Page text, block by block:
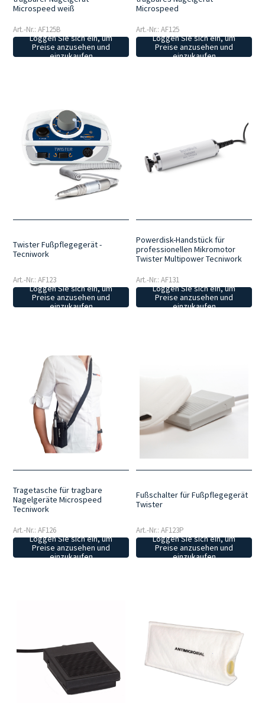
Microspeed weiß
Art.-Nr.: AF125B
Loggen Sie sich ein, um
Preise anzusehen und
einzukaufen
Microspeed
Art.-Nr.: AF125
Loggen Sie sich ein, um
Preise anzusehen und
einzukaufen
Twister Fußpflegegerät -
Tecniwork
Art.-Nr.: AF123
Loggen Sie sich ein, um
Preise anzusehen und
einzukaufen
Powerdisk-Handstück für
professionellen Mikromotor
Twister Multipower Tecniwork
Art.-Nr.: AF131
Loggen Sie sich ein, um
Preise anzusehen und
einzukaufen
Tragetasche für tragbare
Nagelgeräte Microspeed
Tecniwork
Art.-Nr.: AF126
Loggen Sie sich ein, um
Preise anzusehen und
einzukaufen
Fußschalter für Fußpflegegerät
Twister
Art.-Nr.: AF123P
Loggen Sie sich ein, um
Preise anzusehen und
einzukaufen